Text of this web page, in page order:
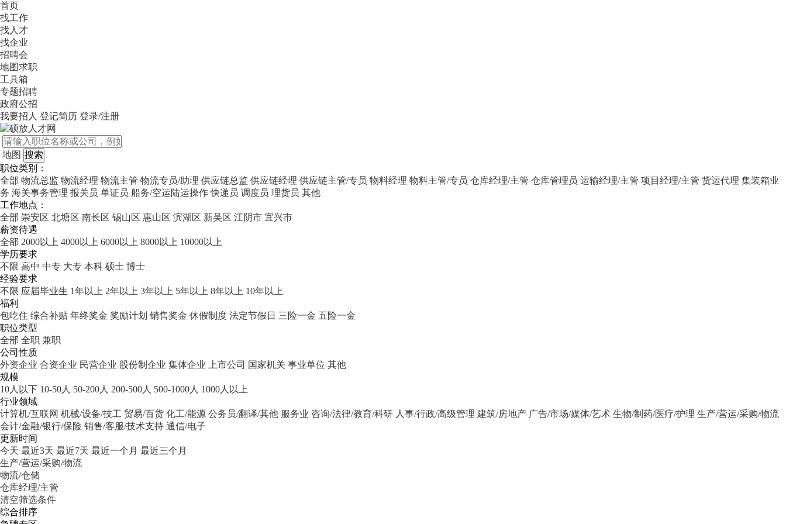
首页
找工作
找人才
找企业
招聘会
地图求职
工具箱
专题招聘
政府公招
我要招人 登记简历 登录/注册
地图
职位类别：
全部 物流总监 物流经理 物流主管 物流专员/助理 供应链总监 供应链经理 供应链主管/专员 物料经理 物料主管/专员 仓库经理/主管 仓库管理员 运输经理/主管 项目经理/主管 货运代理 集装箱业
务 海关事务管理 报关员 单证员 船务/空运陆运操作 快递员 调度员 理货员 其他
工作地点：
全部 崇安区 北塘区 南长区 锡山区 惠山区 滨湖区 新吴区 江阴市 宜兴市
薪资待遇
全部 2000以上 4000以上 6000以上 8000以上 10000以上
学历要求
不限 高中 中专 大专 本科 硕士 博士
经验要求
不限 应届毕业生 1年以上 2年以上 3年以上 5年以上 8年以上 10年以上
福利
包吃住 综合补贴 年终奖金 奖励计划 销售奖金 休假制度 法定节假日 三险一金 五险一金
职位类型
全部 全职 兼职
公司性质
外资企业 合资企业 民营企业 股份制企业 集体企业 上市公司 国家机关 事业单位 其他
规模
10人以下 10-50人 50-200人 200-500人 500-1000人 1000人以上
行业领域
计算机/互联网 机械/设备/技工 贸易/百货 化工/能源 公务员/翻译/其他 服务业 咨询/法律/教育/科研 人事/行政/高级管理 建筑/房地产 广告/市场/媒体/艺术 生物/制药/医疗/护理 生产/营运/采购/物流
会计/金融/银行/保险 销售/客服/技术支持 通信/电子
更新时间
今天 最近3天 最近7天 最近一个月 最近三个月
生产/营运/采购/物流
物流/仓储
仓库经理/主管
清空筛选条件
综合排序